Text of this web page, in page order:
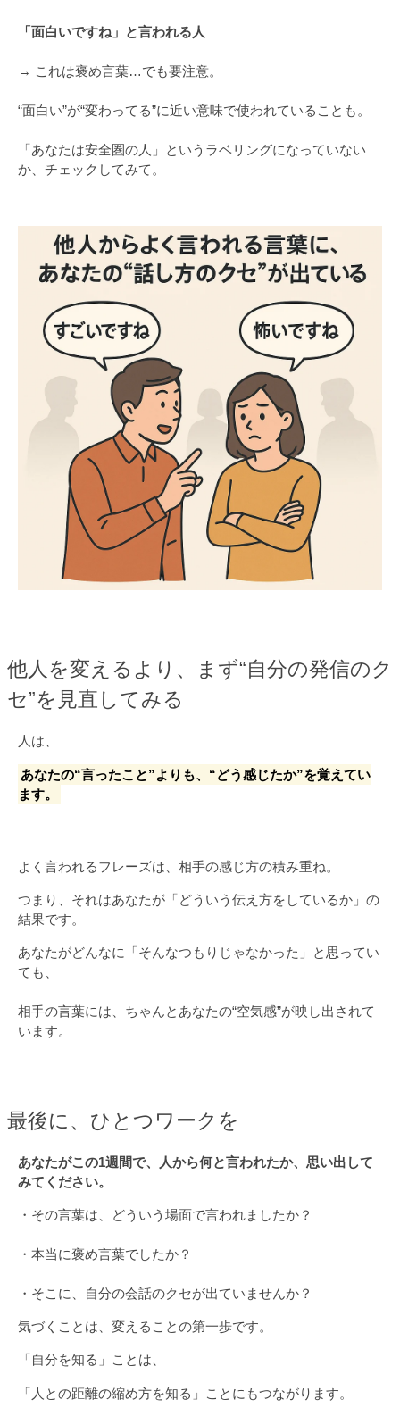
「面白いですね」と言われる人
→ これは褒め言葉…でも要注意。
“面白い”が“変わってる”に近い意味で使われていることも。
「あなたは安全圏の人」というラベリングになっていない
か、チェックしてみて。
他人を変えるより、まず“自分の発信のク
セ”を見直してみる
人は、
あなたの“言ったこと”よりも、“どう感じたか”を覚えてい
ます。
よく言われるフレーズは、相手の感じ方の積み重ね。
つまり、それはあなたが「どういう伝え方をしているか」の
結果です。
あなたがどんなに「そんなつもりじゃなかった」と思ってい
ても、
相手の言葉には、ちゃんとあなたの“空気感”が映し出されて
います。
最後に、ひとつワークを
あなたがこの1週間で、人から何と言われたか、思い出して
みてください。
・その言葉は、どういう場面で言われましたか？
・本当に褒め言葉でしたか？
・そこに、自分の会話のクセが出ていませんか？
気づくことは、変えることの第一歩です。
「自分を知る」ことは、
「人との距離の縮め方を知る」ことにもつながります。